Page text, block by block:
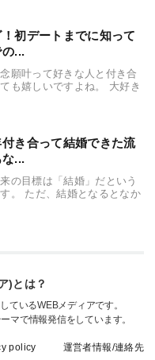
初デートまでに知って
...
願叶って好きな人と付き合
も嬉しいですよね。 大好き
き合って結婚できた流
...
の目標は「結婚」だという
。 ただ、結婚となるとなか
policy 運営者情報/連絡先
)とは？
ているWEBメディアです。
マで情報発信をしています。